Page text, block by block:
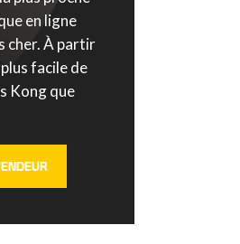
en ligne
cher. À partir
facile de
Kong que